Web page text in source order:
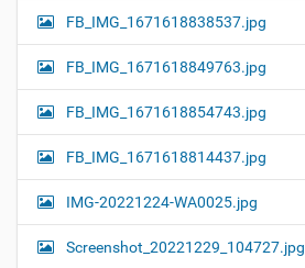
FB_IMG_1671618838537.jpg
FB_IMG_1671618849763.jpg
FB_IMG_1671618854743.jpg
FB_IMG_1671618814437.jpg
IMG-20221224-WA0025.jpg
Screenshot_20221229_104727.jpg